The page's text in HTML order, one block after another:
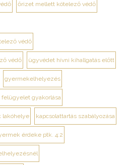
őrizet mellett kötelező védő
védő
védő ügyvédet hívni kihallgatás előtt
gyermekelhelyezés
felügyelet gyakorlása
lakóhelye kapcsolattartás szabályozása
érdeke ptk. 4:2